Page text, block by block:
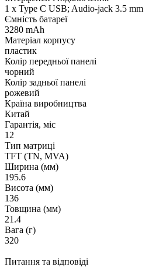
1 x Type C USB; Audio-jack 3.5 mm
Ємність батареї
3280 mAh
Матеріал корпусу
пластик
Колір передньої панелі
чорний
Колір задньої панелі
рожевий
Країна виробництва
Китай
Гарантія, міс
12
Тип матриці
TFT (TN, MVA)
Ширина (мм)
195.6
Висота (мм)
136
Товщина (мм)
21.4
Вага (г)
320
Питання та відповіді